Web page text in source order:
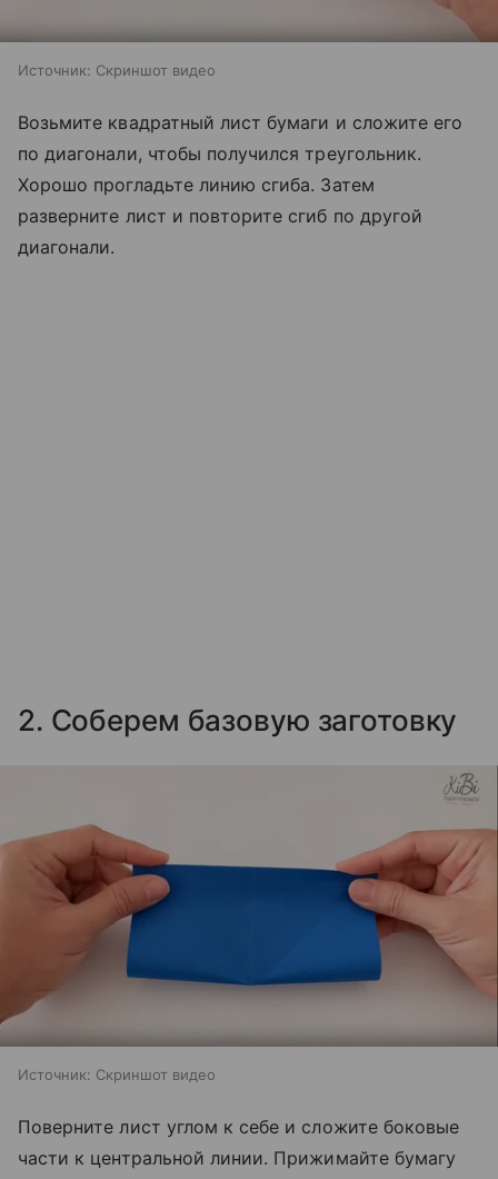
Источник: Скриншот видео
Возьмите квадратный лист бумаги и сложите его
по диагонали, чтобы получился треугольник.
Хорошо прогладьте линию сгиба. Затем
разверните лист и повторите сгиб по другой
диагонали.
2. Соберем базовую заготовку
Источник: Скриншот видео
Поверните лист углом к себе и сложите боковые
части к центральной линии. Прижимайте бумагу